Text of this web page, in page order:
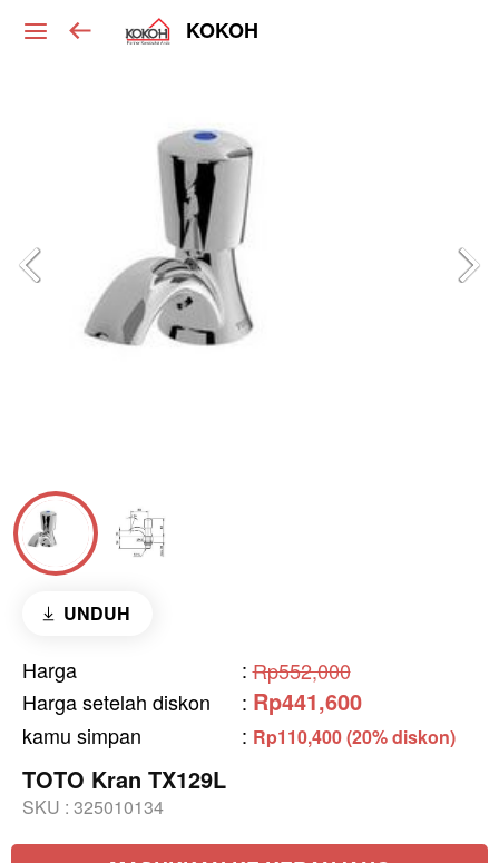
KOKOH
UNDUH
Harga : Rp552,000
Harga setelah diskon
: Rp441,600
kamu simpan : Rp110,400 (20% diskon)
TOTO Kran TX129L
SKU : 325010134